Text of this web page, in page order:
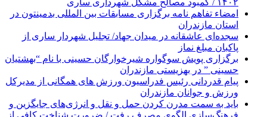
امضاء تفاهم نامه برگزاری مسابقات بین المللی بدمینتون در
استان مازندران
سجده‌ای عاشقانه در میدان جهاد/ تجلیل شهردار ساری از
پاکبان مبلغ نماز
برگزاری پویش سوگواره شیرخوارگان حسینی با نام “بهشتیان
حسینی ” در بهزیستی مازندران
پیام قدردانی رئیس فدراسیون ورزش های همگانی از مدیرکل
ورزش و جوانان مازندران
باید به سمت مدرن کردن حمل و نقل و انرژی‌های جایگزین و
فرهنگ‌سازی الگوی مصرف رفت / ضرورت شناخت کافی از